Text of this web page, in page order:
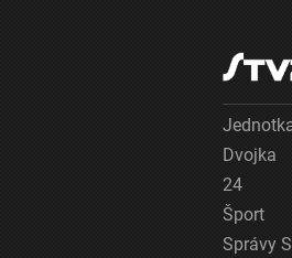
Dvojka
24
Šport
Správy